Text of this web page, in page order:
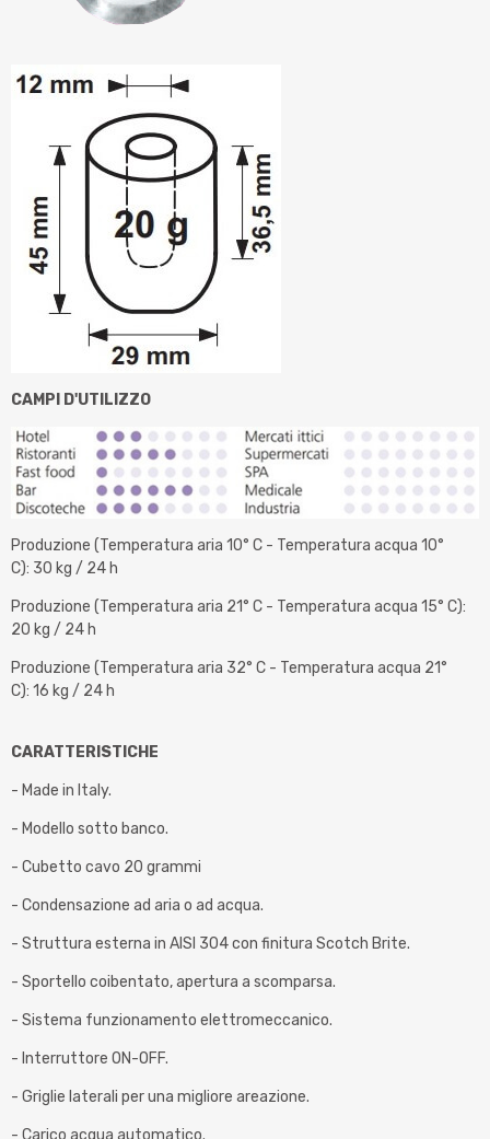
CAMPI D'UTILIZZO
Produzione (Temperatura aria 10° C - Temperatura acqua 10°
C): 30 kg / 24 h
Produzione (Temperatura aria 21° C - Temperatura acqua 15° C):
20 kg / 24 h
Produzione (Temperatura aria 32° C - Temperatura acqua 21°
C): 16 kg / 24 h
CARATTERISTICHE
- Made in Italy.
- Modello sotto banco.
- Cubetto cavo 20 grammi
- Condensazione ad aria o ad acqua.
- Struttura esterna in AISI 304 con finitura Scotch Brite.
- Sportello coibentato, apertura a scomparsa.
- Sistema funzionamento elettromeccanico.
- Interruttore ON-OFF.
- Griglie laterali per una migliore areazione.
- Carico acqua automatico.